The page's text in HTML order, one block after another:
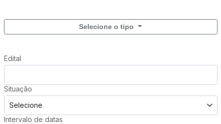
Selecione o tipo
Edital
Situação
Intervalo de datas